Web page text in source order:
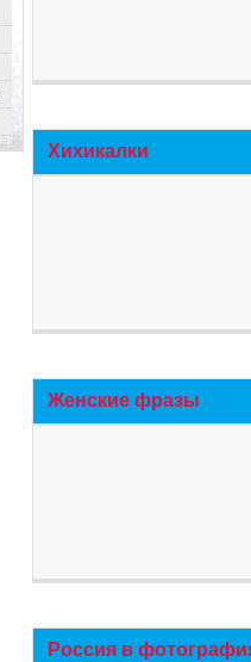
Хихикалки
Женские фразы
Россия в